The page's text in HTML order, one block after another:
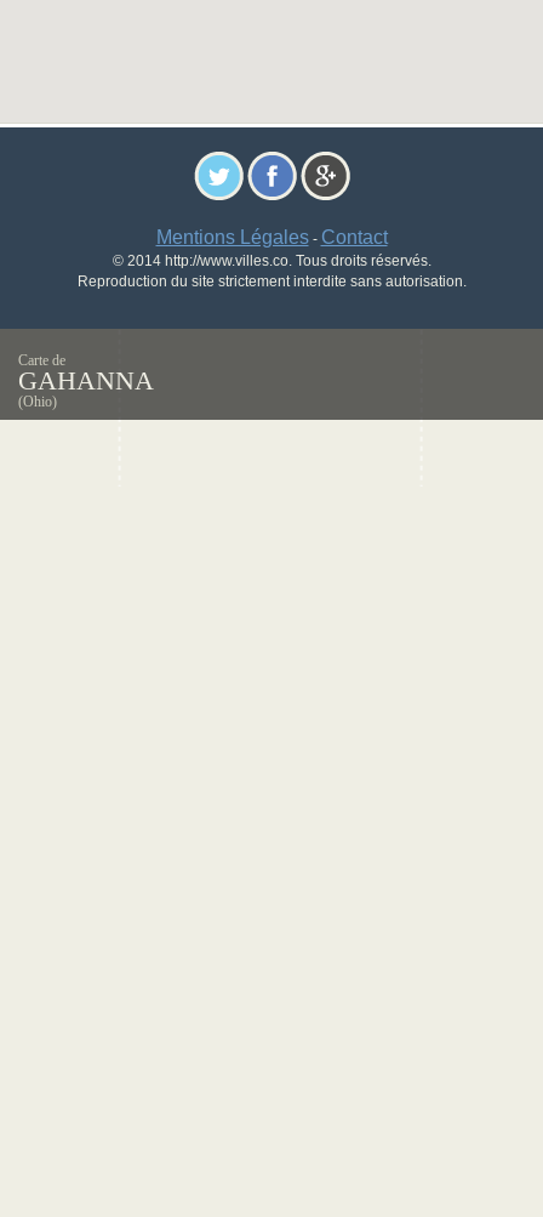
Mentions Légales- Contact
© 2014 http://www.villes.co. Tous droits réservés.
Reproduction du site strictement interdite sans autorisation.
Carte de
GAHANNA
(Ohio)